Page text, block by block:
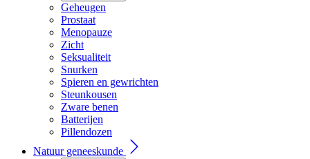
Geheugen
Prostaat
Menopauze
Zicht
Seksualiteit
Snurken
Spieren en gewrichten
Steunkousen
Zware benen
Batterijen
Pillendozen
Natuur geneeskunde